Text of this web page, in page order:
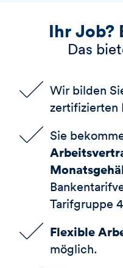
Ihr Job?
Das
Wir bilden
zertifizierten
Sie
Tarifgruppe
Flexible
möglich.